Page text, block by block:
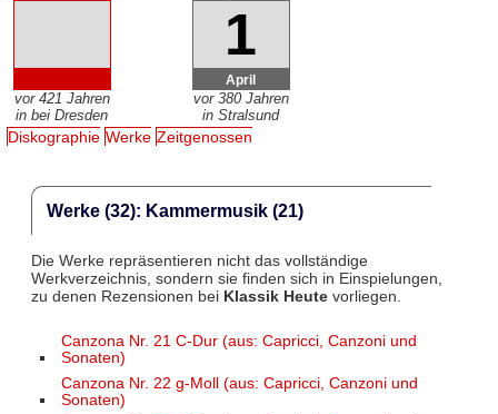
vor 421 Jahren
in bei Dresden
1
April
vor 380 Jahren
in Stralsund
Diskographie Werke Zeitgenossen
Werke (32): Kammermusik (21)
Die Werke repräsentieren nicht das vollständige
Werkverzeichnis, sondern sie finden sich in Einspielungen,
zu denen Rezensionen bei Klassik Heutevorliegen.
Canzona Nr. 21 C-Dur (aus: Capricci, Canzoni und
Sonaten)
Canzona Nr. 22 g-Moll (aus: Capricci, Canzoni und
Sonaten)